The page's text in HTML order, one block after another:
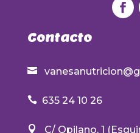
Contacto

 635 24 10 26
 C/ Opilano, 1